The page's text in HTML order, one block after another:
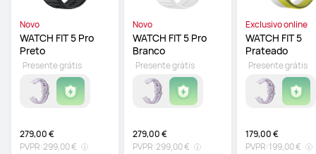
Novo
WATCH FIT 5 Pro
Preto
279,00 €
PVPR:299,00 €
Presente grátis
Novo
WATCH FIT 5 Pro
Branco
279,00 €
PVPR:299,00 €
Presente grátis
Exclusivo online
WATCH FIT 5
Prateado
179,00 €
PVPR:199,00 €
Presente grátis